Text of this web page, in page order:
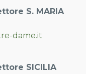
S. MARIA
dame.it
SICILIA